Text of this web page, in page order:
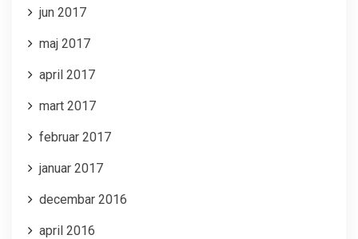
jun 2017
maj 2017
april 2017
mart 2017
februar 2017
januar 2017
decembar 2016
april 2016